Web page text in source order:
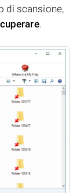
di scansione,
.